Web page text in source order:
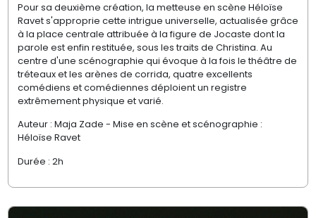
Pour sa deuxième création, la metteuse en scène Héloïse
Ravet s'approprie cette intrigue universelle, actualisée grâce
à la place centrale attribuée à la figure de Jocaste dont la
parole est enfin restituée, sous les traits de Christina. Au
centre d'une scénographie qui évoque à la fois le théâtre de
tréteaux et les arènes de corrida, quatre excellents
comédiens et comédiennes déploient un registre
extrêmement physique et varié.
Auteur : Maja Zade - Mise en scène et scénographie :
Héloïse Ravet
Durée : 2h